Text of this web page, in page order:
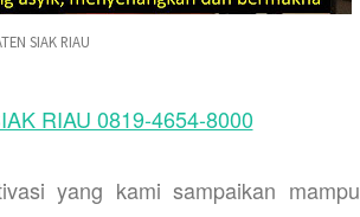
SIAK RIAU
RIAU 0819-4654-8000
yang kami sampaikan mampu